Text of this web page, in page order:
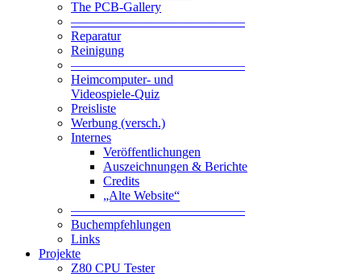
The PCB-Gallery
—————————————–
Reparatur
Reinigung
—————————————–
Heimcomputer- und
Videospiele-Quiz
Preisliste
Werbung (versch.)
Internes
Veröffentlichungen
Auszeichnungen & Berichte
Credits
„Alte Website“
—————————————–
Buchempfehlungen
Links
Projekte
Z80 CPU Tester